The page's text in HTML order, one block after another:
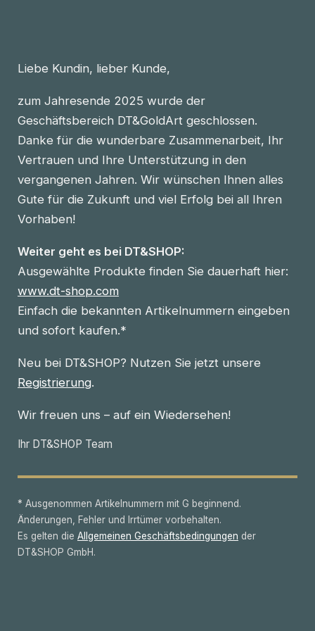
Liebe Kundin, lieber Kunde,
zum Jahresende 2025 wurde der
Geschäftsbereich DT&GoldArt geschlossen.
Danke für die wunderbare Zusammenarbeit, Ihr
Vertrauen und Ihre Unterstützung in den
vergangenen Jahren. Wir wünschen Ihnen alles
Gute für die Zukunft und viel Erfolg bei all Ihren
Vorhaben!
Weiter geht es bei DT&SHOP:
Ausgewählte Produkte finden Sie dauerhaft hier:
www.dt-shop.com
Einfach die bekannten Artikelnummern eingeben
und sofort kaufen.*
Neu bei DT&SHOP? Nutzen Sie jetzt unsere
Registrierung.
Wir freuen uns – auf ein Wiedersehen!
Ihr DT&SHOP Team
* Ausgenommen Artikelnummern mit G beginnend.
Änderungen, Fehler und Irrtümer vorbehalten.
Es gelten die Allgemeinen Geschäftsbedingungen der
DT&SHOP GmbH.